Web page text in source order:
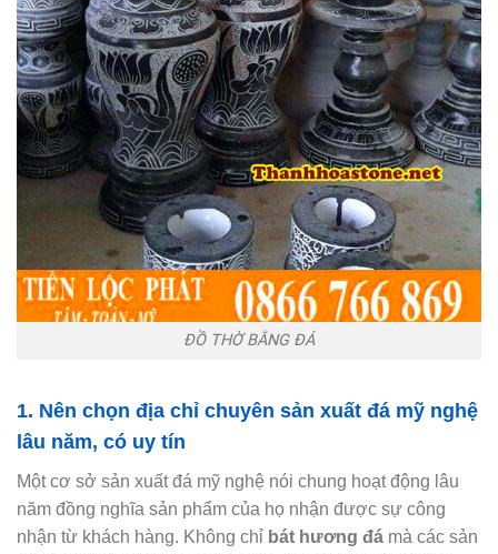
ĐỒ THỜ BẰNG ĐÁ
1. Nên chọn địa chỉ chuyên sản xuất đá mỹ nghệ
lâu năm, có uy tín
Một cơ sở sản xuất đá mỹ nghệ nói chung hoạt động lâu
năm đồng nghĩa sản phẩm của họ nhận được sự công
nhận từ khách hàng. Không chỉ bát hương đá mà các sản